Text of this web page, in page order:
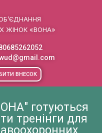
ЖІНОК «ВОНА»
ВНЕСОК
готуються
тренінги для